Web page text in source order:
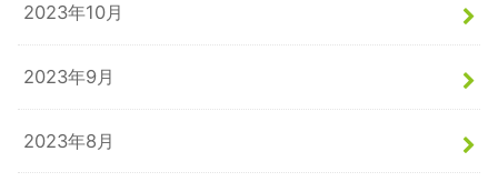
2023年10月
2023年9月
2023年8月